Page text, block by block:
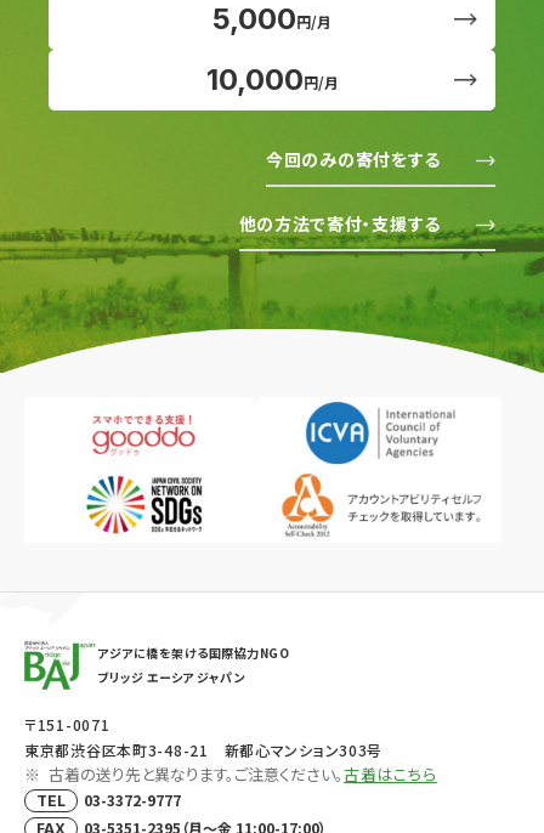
5,000円/月
10,000円/月
今回のみの寄付をする
他の方法で寄付・支援する
アジアに橋を架ける国際協力NGO
ブリッジ エーシア ジャパン
〒151-0071
東京都渋谷区本町3-48-21 新都心マンション303号
古着の送り先と異なります。ご注意ください。古着はこちら
TEL 03-3372-9777
FAX 03-5351-2395（月～金 11:00-17:00）